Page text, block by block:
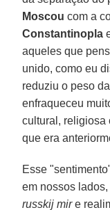
Moscou com a
Constantinopla
aqueles que
unido, como eu
reduziu o peso
enfraqueceu
cultural, religiosa
que era
Esse
em nossos
russkij mire